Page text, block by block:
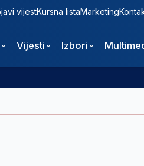
vijestKursna listaMarketing
Vijesti Izbori